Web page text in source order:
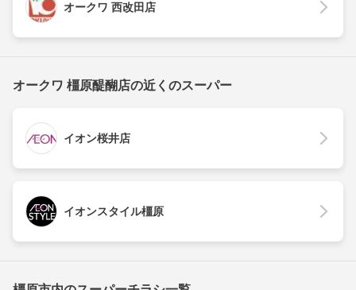
オークワ 西改田店
オークワ 橿原醍醐店の近くのスーパー
イオン桜井店
イオンスタイル橿原